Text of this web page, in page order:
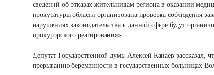
сведений об отказах жительницам региона в оказании
прокуратуры области организована проверка соблюдения
нарушениях законодательства в данной сфере будут
прокурорского реагирования».
Депутат Государственной думы Алексей Канаев
прерыванию беременности в государственных больницах